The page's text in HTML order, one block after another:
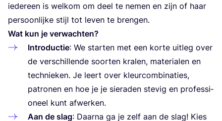
ieder­een is wel­kom om deel te nemen en zijn of haar
per­soon­lij­ke stijl tot leven te brengen.
Wat kun je verwachten?
Intro­duc­tie: We star­ten met een kor­te uit­leg over
de ver­schil­len­de soor­ten kra­len, mate­ri­a­len en
tech­nie­ken. Je leert over kleur­com­bi­na­ties,
patro­nen en hoe je je sie­ra­den ste­vig en pro­fes­si­
o­neel kunt afwerken.
Aan de slag: Daar­na ga je zelf aan de slag! Kies